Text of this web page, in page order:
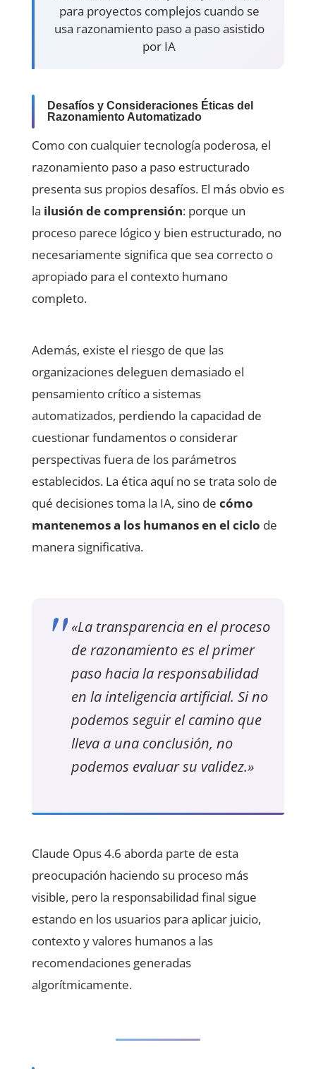
para proyectos complejos cuando se
usa razonamiento paso a paso asistido
por IA
Desafíos y Consideraciones Éticas del
Razonamiento Automatizado
Como con cualquier tecnología poderosa, el
razonamiento paso a paso estructurado
presenta sus propios desafíos. El más obvio es
la ilusión de comprensión: porque un
proceso parece lógico y bien estructurado, no
necesariamente significa que sea correcto o
apropiado para el contexto humano
completo.
Además, existe el riesgo de que las
organizaciones deleguen demasiado el
pensamiento crítico a sistemas
automatizados, perdiendo la capacidad de
cuestionar fundamentos o considerar
perspectivas fuera de los parámetros
establecidos. La ética aquí no se trata solo de
qué decisiones toma la IA, sino de cómo
mantenemos a los humanos en el ciclo de
manera significativa.
«La transparencia en el proceso
de razonamiento es el primer
paso hacia la responsabilidad
en la inteligencia artificial. Si no
podemos seguir el camino que
lleva a una conclusión, no
podemos evaluar su validez.»
Claude Opus 4.6 aborda parte de esta
preocupación haciendo su proceso más
visible, pero la responsabilidad final sigue
estando en los usuarios para aplicar juicio,
contexto y valores humanos a las
recomendaciones generadas
algorítmicamente.